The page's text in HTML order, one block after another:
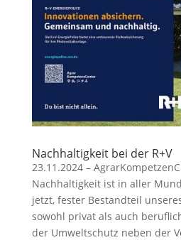
Nachhaltigkeit bei der R+V
23.11.2024 –
Nachhaltigkeit ist in aller
jetzt, fester Bestandteil
sowohl privat als auch
der Umweltschutz neben der